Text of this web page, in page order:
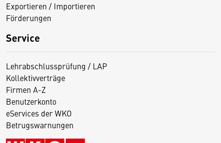
Exportieren / Importieren
Förderungen
Service
Lehrabschlussprüfung / LAP
Kollektivverträge
Firmen A-Z
Benutzerkonto
eServices der WKO
Betrugswarnungen